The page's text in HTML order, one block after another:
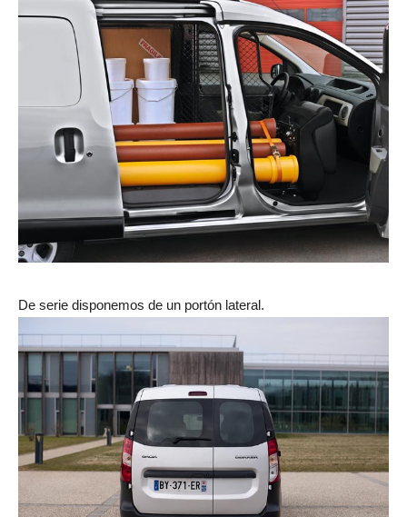
De serie disponemos de un portón lateral.